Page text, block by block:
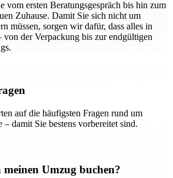
vom ersten Beratungsgespräch bis hin zum
Zuhause. Damit Sie sich nicht um
müssen, sorgen wir dafür, dass alles in
von der Verpackung bis zur endgültigen
auf die häufigsten Fragen rund um
– damit Sie bestens vorbereitet sind.
Umzug buchen?